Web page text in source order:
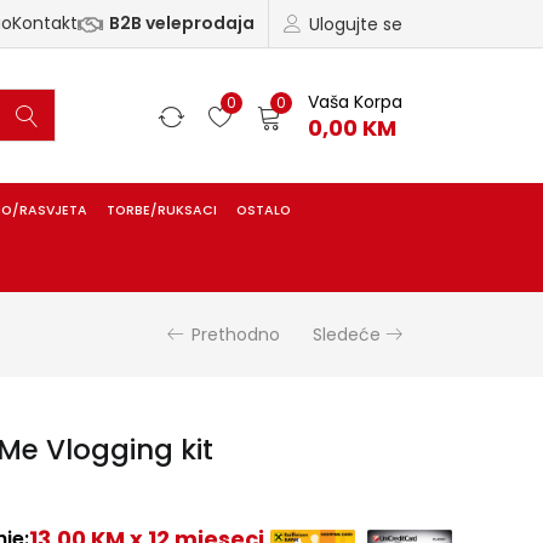
Ulogujte se
Kontakt B2B veleprodaja
0 0 Vaša Korpa
0,00 KM
RASVJETA TORBE/RUKSACI OSTALO
Prethodno Sledeće
Vlogging kit